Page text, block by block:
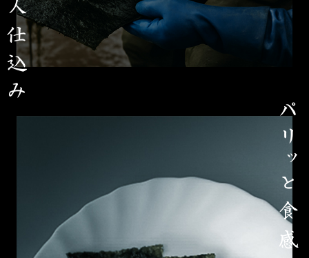
職人仕込み
パリッ
と食感